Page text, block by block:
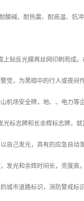
碱、耐热震、耐高温、抗
贴反光膜再丝网印刷而成
，为黑暗中的行人或夜间
机场安全牌，地、、电力等企
标志牌和长余辉标志牌，
自己发光，具有的应急自
发光和余辉时间长，亮度高
城市道路标识，消防警戒标